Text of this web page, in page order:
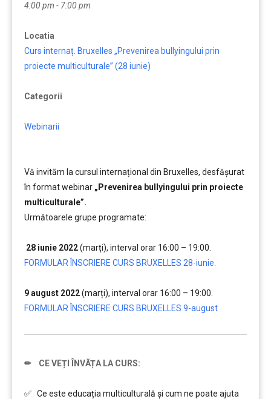
4:00 pm - 7:00 pm
Locatia
Curs internaț. Bruxelles „Prevenirea bullyingului prin
proiecte multiculturale” (28 iunie)
Categorii
Webinarii
Vă invităm la cursul internațional din Bruxelles, desfășurat
în format webinar „Prevenirea bullyingului prin proiecte
multiculturale”.
Următoarele grupe programate:
28 iunie 2022(marți), interval orar 16:00 – 19:00.
FORMULAR ÎNSCRIERE CURS BRUXELLES 28-iunie.
9 august 2022(marți), interval orar 16:00 – 19:00.
FORMULAR ÎNSCRIERE CURS BRUXELLES 9-august
✏ CE VEȚI ÎNVĂȚA LA CURS:
✅ Ce este educația multiculturală și cum ne poate ajuta